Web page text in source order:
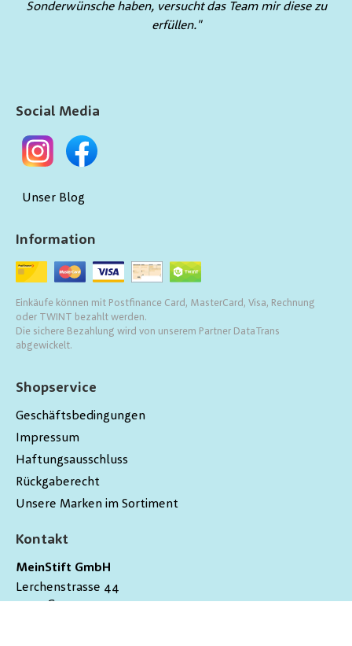
Sonderwünsche haben, versucht das Team mir diese zu
erfüllen."
Kontakt
MeinStift GmbH
Lerchenstrasse 44
9200 Gossau
Shopservice
Geschäftsbedingungen
Impressum
Haftungsausschluss
Rückgaberecht
Unsere Marken im Sortiment
Information
Einkäufe können mit Postfinance Card, MasterCard, Visa, Rechnung
oder TWINT bezahlt werden.
Die sichere Bezahlung wird von unserem Partner DataTrans
abgewickelt.
Social Media
Unser Blog